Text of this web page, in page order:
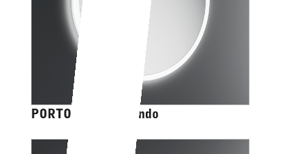
PORTOLE EASY tondo